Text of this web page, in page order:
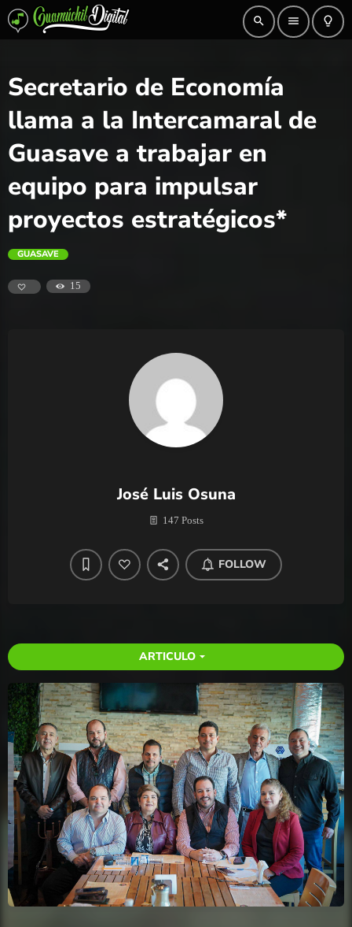
search menu lightbulb_outline
Secretario de Economía
llama a la Intercamaral de
Guasave a trabajar en
equipo para impulsar
proyectos estratégicos*
GUASAVE
15
José Luis Osuna
147 Posts
FOLLOW
ARTICULO arrow_drop_down